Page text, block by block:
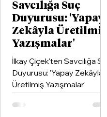
Savcılığa Suç
Duyurusu: 'Yapay
Zekâyla Üretilmiş
Yazışmalar'
İlkay Çiçek'ten Savcılığa Suç
Duyurusu: 'Yapay Zekâyla
Üretilmiş Yazışmalar'